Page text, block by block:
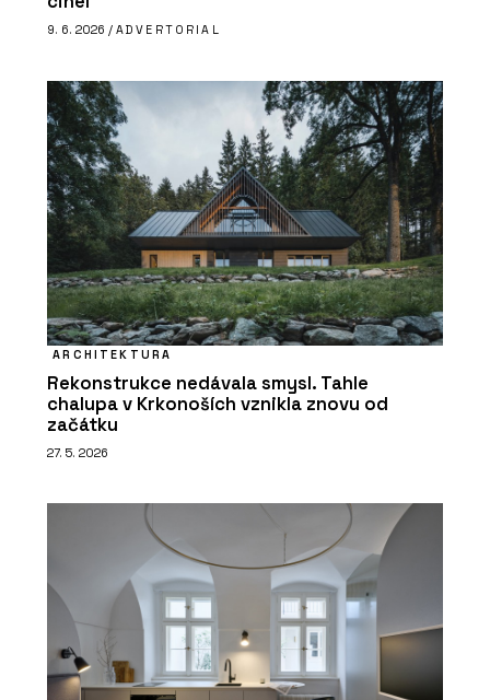
9. 6. 2026 / ADVERTORIAL
ARCHITEKTURA
Rekonstrukce nedávala smysl. Tahle
chalupa v Krkonoších vznikla znovu od
začátku
27. 5. 2026